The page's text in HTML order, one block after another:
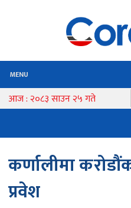
MENU
आज : २०८३ साउन २५ गते
कर्णालीमा
प्रवेश